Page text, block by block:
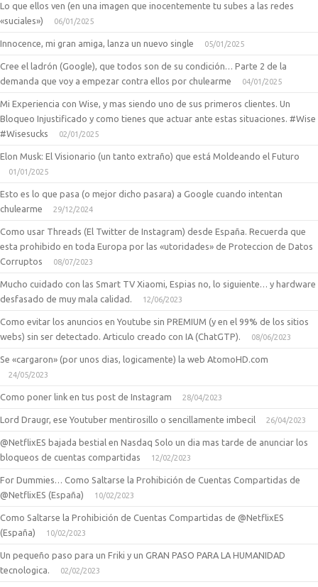
Lo que ellos ven (en una imagen que inocentemente tu subes a las redes
«suciales»)
06/01/2025
Innocence, mi gran amiga, lanza un nuevo single 05/01/2025
Cree el ladrón (Google), que todos son de su condición… Parte 2 de la
demanda que voy a empezar contra ellos por chulearme
04/01/2025
Mi Experiencia con Wise, y mas siendo uno de sus primeros clientes. Un
Bloqueo Injustificado y como tienes que actuar ante estas situaciones. #Wise
#Wisesucks
02/01/2025
Elon Musk: El Visionario (un tanto extraño) que está Moldeando el Futuro
01/01/2025
Esto es lo que pasa (o mejor dicho pasara) a Google cuando intentan
chulearme
29/12/2024
Como usar Threads (El Twitter de Instagram) desde España. Recuerda que
esta prohibido en toda Europa por las «utoridades» de Proteccion de Datos
Corruptos
08/07/2023
Mucho cuidado con las Smart TV Xiaomi, Espias no, lo siguiente… y hardware
desfasado de muy mala calidad.
12/06/2023
Como evitar los anuncios en Youtube sin PREMIUM (y en el 99% de los sitios
webs) sin ser detectado. Articulo creado con IA (ChatGTP).
08/06/2023
Se «cargaron» (por unos dias, logicamente) la web AtomoHD.com
24/05/2023
Como poner link en tus post de Instagram 28/04/2023
Lord Draugr, ese Youtuber mentirosillo o sencillamente imbecil 26/04/2023
@NetflixES bajada bestial en Nasdaq Solo un dia mas tarde de anunciar los
bloqueos de cuentas compartidas
12/02/2023
For Dummies… Como Saltarse la Prohibición de Cuentas Compartidas de
@NetflixES (España)
10/02/2023
Como Saltarse la Prohibición de Cuentas Compartidas de @NetflixES
(España)
10/02/2023
Un pequeño paso para un Friki y un GRAN PASO PARA LA HUMANIDAD
tecnologica.
02/02/2023